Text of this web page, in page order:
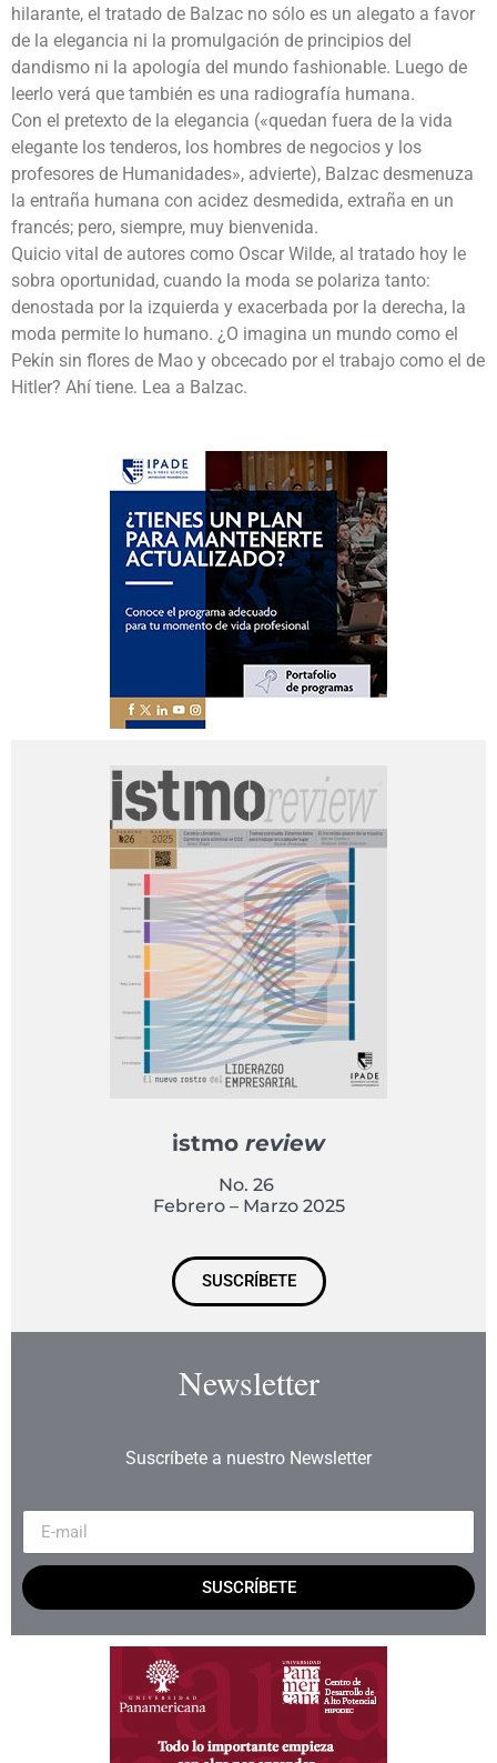
hilarante, el tratado de Balzac no sólo es un alegato a favor
de la elegancia ni la promulgación de principios del
dandismo ni la apología del mundo fashionable. Luego de
leerlo verá que también es una radiografía humana.
Con el pretexto de la elegancia («quedan fuera de la vida
elegante los tenderos, los hombres de negocios y los
profesores de Humanidades», advierte), Balzac desmenuza
la entraña humana con acidez desmedida, extraña en un
francés; pero, siempre, muy bienvenida.
Quicio vital de autores como Oscar Wilde, al tratado hoy le
sobra oportunidad, cuando la moda se polariza tanto:
denostada por la izquierda y exacerbada por la derecha, la
moda permite lo humano. ¿O imagina un mundo como el
Pekín sin flores de Mao y obcecado por el trabajo como el de
Hitler? Ahí tiene. Lea a Balzac.
istmo review
No. 26
Febrero – Marzo 2025
SUSCRÍBETE
Newsletter
Suscríbete a nuestro Newsletter
SUSCRÍBETE